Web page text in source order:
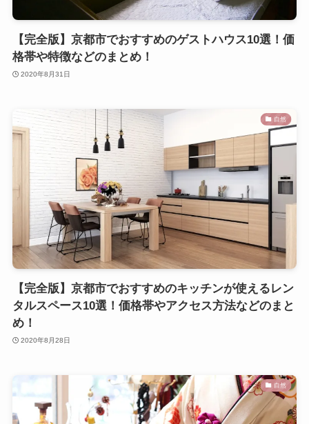
【完全版】京都市でおすすめのゲストハウス10選！価
格帯や特徴などのまとめ！
2020年8月31日
自然
【完全版】京都市でおすすめのキッチンが使えるレン
タルスペース10選！価格帯やアクセス方法などのまと
め！
2020年8月28日
自然